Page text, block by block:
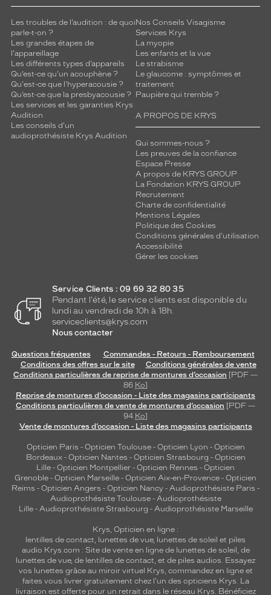
Les troubles de l’audition : de quoi
parle-t-on ?
Les grandes étapes de
l'appareillage
Les différents types d’appareils
Qu’est-ce qu'un acouphène ?
Qu'est-ce que l'hyperacousie ?
Qu’est-ce que la presbyacousie ?
Les services et les garanties Krys
Audition
Les conseils d'un
audioprothésiste Krys Audition
Nos Conseils Visagisme
Services Krys
La myopie
Les enfants et la vue
Le strabisme
Le glaucome : symptômes et
traitement
Paupière qui tremble ?
A PROPOS DE KRYS
Qui sommes-nous ?
Les preuves de la confiance
Espace Presse
A propos de KRYS GROUP
La Fondation KRYS GROUP
Recrutement
Charte de confidentialité
Mentions Légales
Politique des Cookies
Conditions générales d'utilisation
Accessibilité
Gérer les cookies
Service Clients : 09 69 32 80 35
Pendant l'été, le service clients est disponible du
lundi au vendredi de 10h à 18h.
serviceclients@krys.com
Nous contacter
Questions fréquentes
Commandes - Retours - Remboursement
Conditions des offres sur le site
Conditions générales de vente
Conditions particulières de reprise de montures d’occasion [PDF —
86 Ko]
Reprise de montures d’occasion - Liste des magasins participants
Conditions particulières de vente de montures d’occasion [PDF —
94 Ko]
Vente de montures d’occasion - Liste des magasins participants
Opticien Paris - Opticien Toulouse- Opticien Lyon - Opticien
Bordeaux- Opticien Nantes - Opticien Strasbourg - Opticien
Lille - Opticien Montpellier - Opticien Rennes - Opticien
Grenoble - Opticien Marseille - Opticien Aix-en-Provence - Opticien
Reims - Opticien Angers - Opticien Nancy - Audioprothésiste Paris -
Audioprothésiste Toulouse- Audioprothésiste
Lille- Audioprothésiste Strasbourg - Audioprothésiste Marseille
Krys, Opticien en ligne :
lentilles de contact, lunettes de vue, lunettes de soleil et piles
audio Krys.com : Site de vente en ligne de lunettes de soleil, de
lunettes de vue, de lentilles de contact, et de piles audios. Essayez
vos lunettes grâce au miroir virtuel Krys, commandez en ligne et
faites vous livrer gratuitement chez l'un des opticiens Krys. La
livraison est offerte pour un retrait dans le réseau Krys. Bénéficiez